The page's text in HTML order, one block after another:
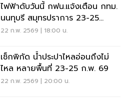
ไฟฟ้าดับวันนี้ กฟน.แจ้งเตือน กทม.
นนทุบรี สมุทรปราการ 23-25
ก.พ.69
22 ก.พ. 2569 | 18:00 น.
เช็กพิกัด น้ำประปาไหลอ่อนถึงไม่
ไหล หลายพื้นที่ 23-25 ก.พ. 69
22 ก.พ. 2569 | 20:00 น.